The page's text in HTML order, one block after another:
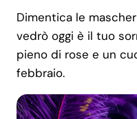
Dimentica le
vedrò oggi è il tuo
pieno di rose e un
febbraio.